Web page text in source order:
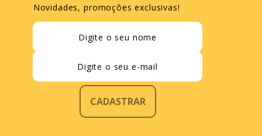
Novidades, promoções exclusivas!
CADASTRAR